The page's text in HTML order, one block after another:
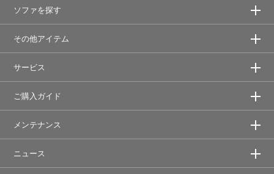
ソファを探す
その他アイテム
サービス
ご購入ガイド
メンテナンス
ニュース